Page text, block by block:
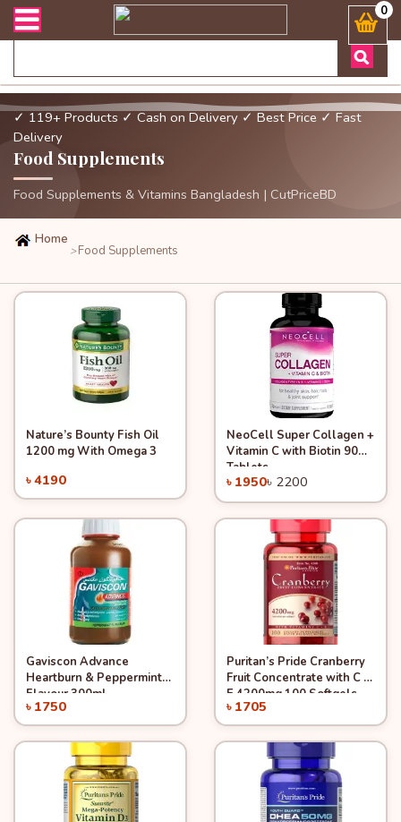
সংক্রান্ত যেকোনো জিজ্ঞাসায় কল করুনঃ ( Whatsapp ) 0
✓ 119+ Products ✓ Cash on Delivery ✓ Best Price ✓ Fast
Delivery
Food Supplements
Food Supplements & Vitamins Bangladesh | CutPriceBD
Home
>Food Supplements
Quick ViewAdd to Cart
Nature’s Bounty Fish Oil
1200 mg With Omega 3
৳ 4190
Quick ViewAdd to Cart
-11%
NeoCell Super Collagen +
Vitamin C with Biotin 90
Tablets
৳ 1950৳ 2200
Quick ViewAdd to Cart
Gaviscon Advance
Heartburn & Peppermint
Flavour 300ml
৳ 1750
Quick ViewAdd to Cart
Puritan’s Pride Cranberry
Fruit Concentrate with C &
E 4200mg 100 Softgels
৳ 1705